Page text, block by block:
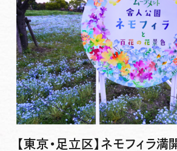
【東京・足立区】ネモフィラ